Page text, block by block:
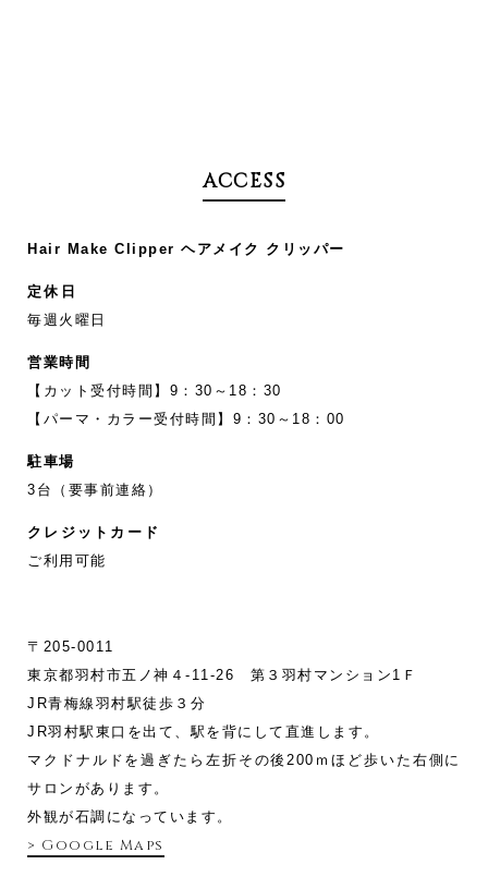
ACCESS
Hair Make Clipper ヘアメイク クリッパー
定休日
毎週火曜日
営業時間
【カット受付時間】9：30～18：30
【パーマ・カラー受付時間】9：30～18：00
駐車場
3台（要事前連絡）
クレジットカード
ご利用可能
〒205-0011
東京都羽村市五ノ神４-11‐26 第３羽村マンション1Ｆ
JR青梅線羽村駅徒歩３分
JR羽村駅東口を出て、駅を背にして直進します。
マクドナルドを過ぎたら左折その後200ｍほど歩いた右側に
サロンがあります。
外観が石調になっています。
> Google Maps